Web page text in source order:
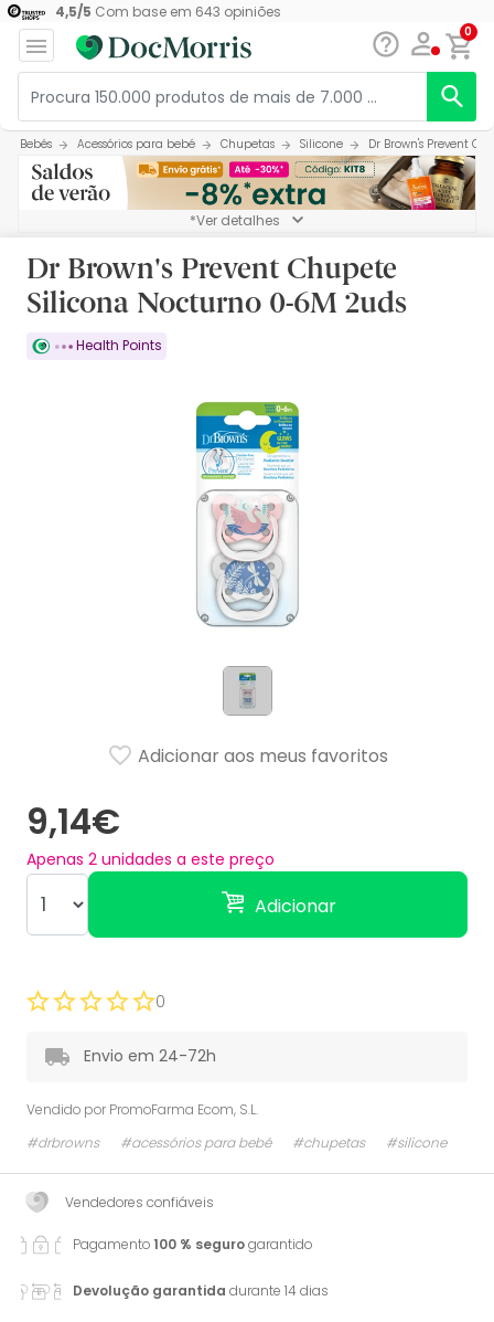
4,5/5 Com base em 643 opiniões
0
Bebés Acessórios para bebé Chupetas Silicone Dr Brown's Prevent
*Ver detalhes
Dr Brown's Prevent Chupete
Silicona Nocturno 0-6M 2uds
Health Points
9,14€
Apenas 2 unidades a este preço
Adicionar
Adicionar aos meus favoritos
0
Envio em 24-72h
Vendido por PromoFarma Ecom, S.L.
#drbrowns
#acessórios para bebé #chupetas #silicone
Vendedores confiáveis
Pagamento100 % segurogarantido
Devolução garantida durante 14 dias